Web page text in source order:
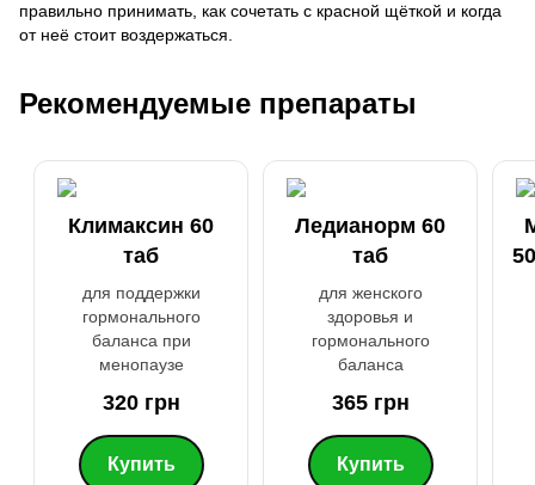
правильно принимать, как сочетать с красной щёткой и когда
от неё стоит воздержаться.
Рекомендуемые препараты
Климаксин 60
таб
для поддержки
гормонального
баланса при
менопаузе
320 грн
Купить
Ледианорм 60
таб
для женского
здоровья и
гормонального
баланса
365 грн
Купить